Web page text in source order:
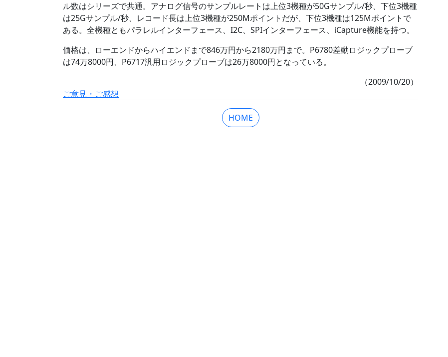
ル数はシリーズで共通。アナログ信号のサンプルレートは上位3機種が50Gサンプル/秒、下位3機種
は25Gサンプル/秒、レコード長は上位3機種が250Mポイントだが、下位3機種は125Mポイントで
ある。全機種ともパラレルインターフェース、I2C、SPIインターフェース、iCapture機能を持つ。
価格は、ローエンドからハイエンドまで846万円から2180万円まで。P6780差動ロジックプローブ
は74万8000円、P6717汎用ロジックプローブは26万8000円となっている。
（2009/10/20）
ご意見・ご感想
HOME